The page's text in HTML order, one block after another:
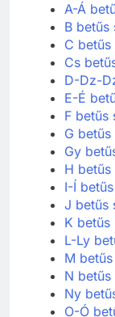
A-Á
B betűs
C
Cs
D-Dz-
E-É
F betűs
G
Gy
H
I-Í
J betűs
K betűs
L-Ly
M
N
Ny
O-Ó